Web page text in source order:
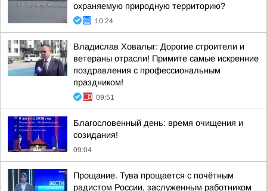
охраняемую природную территорию?
10:24
Владислав Ховалыг: Дорогие строители и
ветераны отрасли! Примите самые искренние
поздравления с профессиональным
праздником!
09:51
Благословенный день: время очищения и
созидания!
09:04
Прощание. Тува прощается с почётным
радистом России, заслуженным работником